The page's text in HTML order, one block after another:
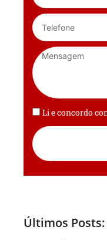
Li e concordo
Últimos Posts: